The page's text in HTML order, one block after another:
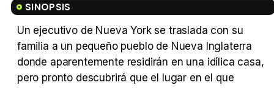
Tráiler 'Vida perra' (2026)
SINOPSIS
Un ejecutivo de Nueva York se traslada con su
familia a un pequeño pueblo de Nueva Inglaterra
donde aparentemente residirán en una idílica casa,
pero pronto descubrirá que el lugar en el que